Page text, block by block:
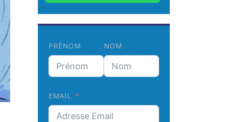
H
E
R
PRÉNOM NOM
EMAIL